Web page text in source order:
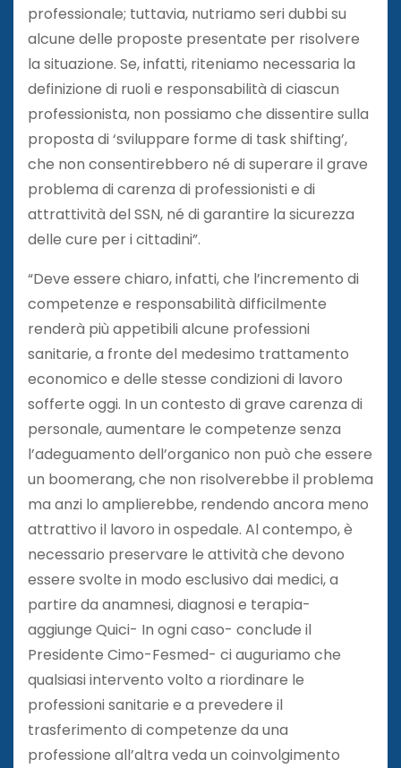
professionale; tuttavia, nutriamo seri dubbi su
alcune delle proposte presentate per risolvere
la situazione. Se, infatti, riteniamo necessaria la
definizione di ruoli e responsabilità di ciascun
professionista, non possiamo che dissentire sulla
proposta di ‘sviluppare forme di task shifting’,
che non consentirebbero né di superare il grave
problema di carenza di professionisti e di
attrattività del SSN, né di garantire la sicurezza
delle cure per i cittadini”.
“Deve essere chiaro, infatti, che l’incremento di
competenze e responsabilità difficilmente
renderà più appetibili alcune professioni
sanitarie, a fronte del medesimo trattamento
economico e delle stesse condizioni di lavoro
sofferte oggi. In un contesto di grave carenza di
personale, aumentare le competenze senza
l’adeguamento dell’organico non può che essere
un boomerang, che non risolverebbe il problema
ma anzi lo amplierebbe, rendendo ancora meno
attrattivo il lavoro in ospedale. Al contempo, è
necessario preservare le attività che devono
essere svolte in modo esclusivo dai medici, a
partire da anamnesi, diagnosi e terapia-
aggiunge Quici- In ogni caso- conclude il
Presidente Cimo-Fesmed- ci auguriamo che
qualsiasi intervento volto a riordinare le
professioni sanitarie e a prevedere il
trasferimento di competenze da una
professione all’altra veda un coinvolgimento